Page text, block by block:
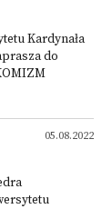
Kardynała
do
05.08.2022